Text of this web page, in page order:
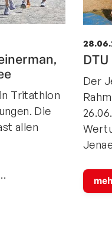
Tritathlon
Die
allen
Der